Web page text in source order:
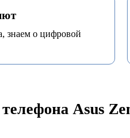
знаем о цифровой
Asus